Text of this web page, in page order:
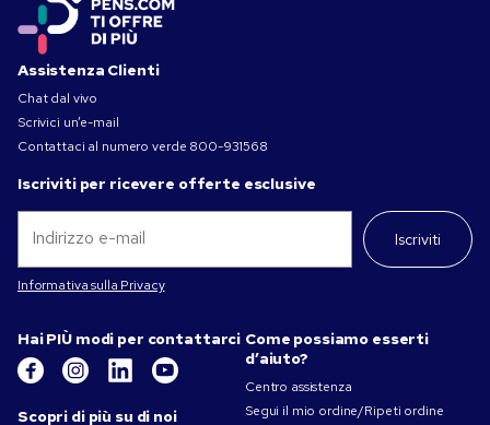
Assistenza Clienti
Chat dal vivo
Scrivici un’e-mail
Contattaci al numero verde 800-931568
Iscriviti per ricevere offerte esclusive
Iscriviti
Informativa sulla Privacy
Hai PIÙ modi per contattarci
Scopri di più su di noi
Come possiamo esserti
d’aiuto?
Centro assistenza
Segui il mio ordine/Ripeti ordine